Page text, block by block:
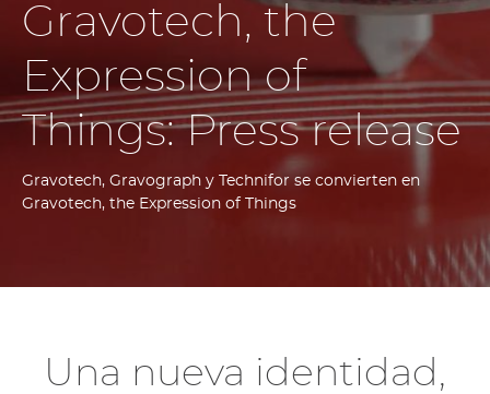
Gravotech, the
Expression of
Things: Press release
Gravotech, Gravograph y Technifor se convierten en
Gravotech, the Expression of Things
Una nueva identidad,